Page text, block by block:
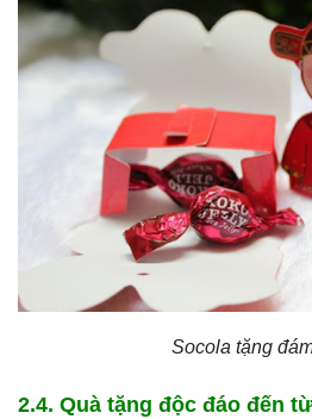
Socola tặng
2.4. Quà tặng độc đáo đến